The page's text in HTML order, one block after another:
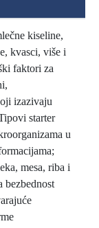
kiseline,
kvasci, više i
faktori za
izazivaju
starter
u
mesa, riba i